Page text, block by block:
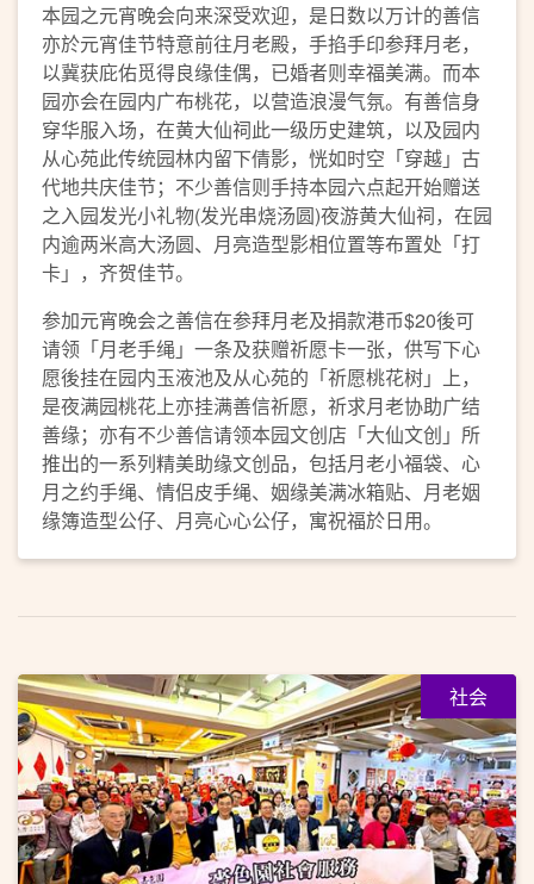
本园之元宵晚会向来深受欢迎，是日数以万计的善信
亦於元宵佳节特意前往月老殿，手掐手印参拜月老，
以冀获庇佑觅得良缘佳偶，已婚者则幸福美满。而本
园亦会在园内广布桃花，以营造浪漫气氛。有善信身
穿华服入场，在黄大仙祠此一级历史建筑，以及园内
从心苑此传统园林内留下倩影，恍如时空「穿越」古
代地共庆佳节；不少善信则手持本园六点起开始赠送
之入园发光小礼物(发光串烧汤圆)夜游黄大仙祠，在园
内逾两米高大汤圆、月亮造型影相位置等布置处「打
卡」，齐贺佳节。
参加元宵晚会之善信在参拜月老及捐款港币$20後可
请领「月老手绳」一条及获赠祈愿卡一张，供写下心
愿後挂在园内玉液池及从心苑的「祈愿桃花树」上，
是夜满园桃花上亦挂满善信祈愿，祈求月老协助广结
善缘；亦有不少善信请领本园文创店「大仙文创」所
推出的一系列精美助缘文创品，包括月老小福袋、心
月之约手绳、情侣皮手绳、姻缘美满冰箱贴、月老姻
缘簿造型公仔、月亮心心公仔，寓祝福於日用。
社会